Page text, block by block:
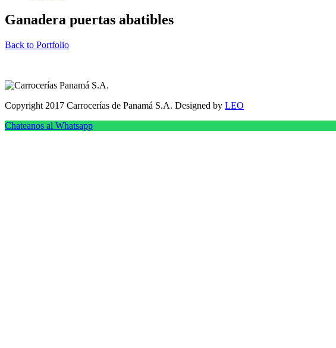
Ganadera puertas abatibles
Back to Portfolio
Copyright 2017 Carrocerías de Panamá S.A. Designed by LEO
Chateanos al Whatsapp